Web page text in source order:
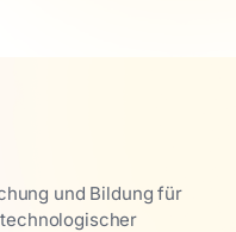
und Bildung für